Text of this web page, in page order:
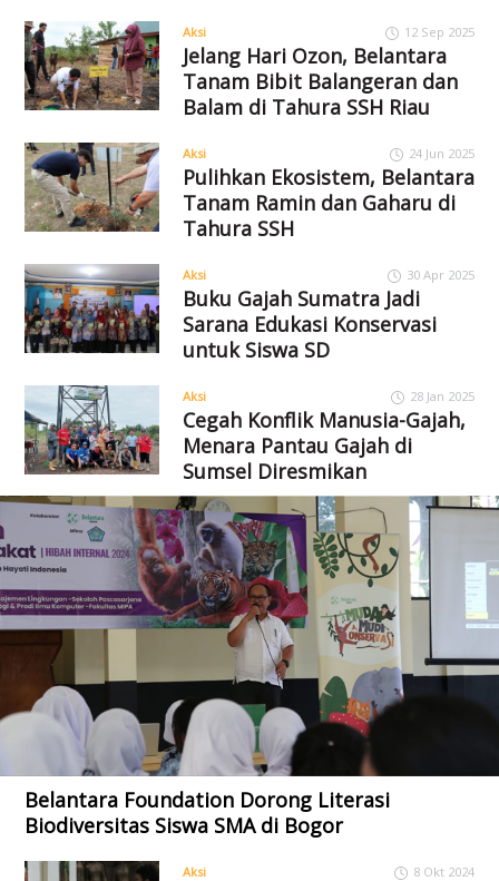
Aksi 12 Sep 2025
Jelang Hari Ozon, Belantara
Tanam Bibit Balangeran dan
Balam di Tahura SSH Riau
Aksi 24 Jun 2025
Pulihkan Ekosistem, Belantara
Tanam Ramin dan Gaharu di
Tahura SSH
Aksi 30 Apr 2025
Buku Gajah Sumatra Jadi
Sarana Edukasi Konservasi
untuk Siswa SD
Aksi 28 Jan 2025
Cegah Konflik Manusia-Gajah,
Menara Pantau Gajah di
Sumsel Diresmikan
Belantara Foundation Dorong Literasi
Biodiversitas Siswa SMA di Bogor
Aksi 8 Okt 2024